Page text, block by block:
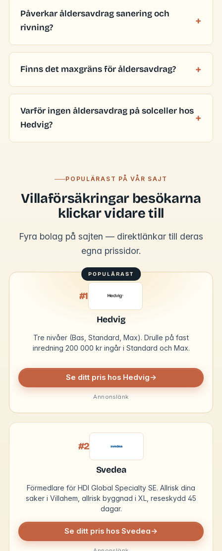
Påverkar åldersavdrag sanering och
rivning?
Finns det maxgräns för åldersavdrag?
Varför ingen åldersavdrag på solceller hos
Hedvig?
POPULÄRAST PÅ VÅR SAJT
Villaförsäkringar besökarna
klickar vidare till
Fyra bolag på sajten — direktlänkar till deras
egna prissidor.
#1
Hedvig
Tre nivåer (Bas, Standard, Max). Drulle på fast
inredning 200 000 kr ingår i Standard och Max.
Se ditt pris hos Hedvig→
Annonslänk
#2
Svedea
Förmedlare för HDI Global Specialty SE. Allrisk dina
saker i Villahem, allrisk byggnad i XL, reseskydd 45
dagar.
Se ditt pris hos Svedea→